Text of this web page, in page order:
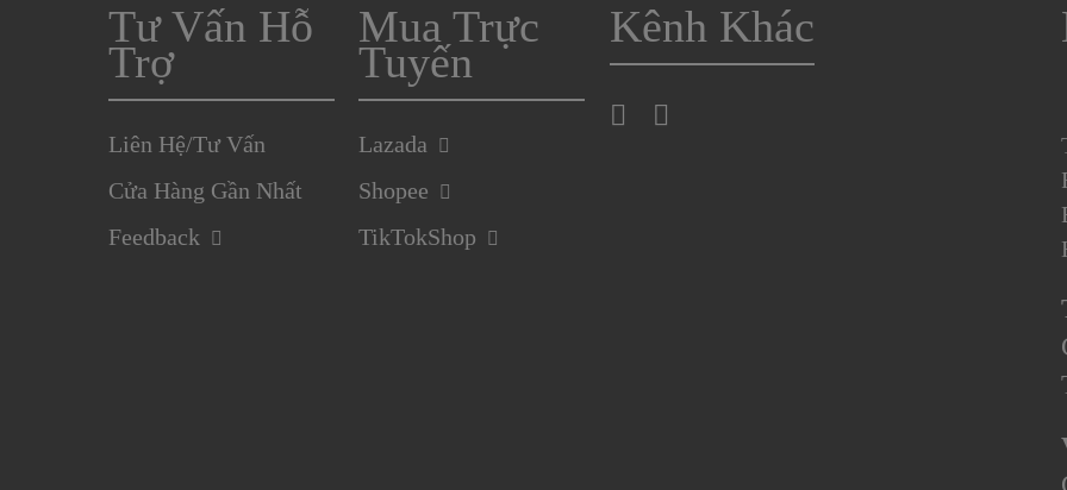
Tư Vấn Hỗ
Trợ
Liên Hệ/Tư Vấn
Cửa Hàng Gần Nhất
Feedback
Mua Trực
Tuyến
Lazada
Shopee
TikTokShop
Kênh Khác